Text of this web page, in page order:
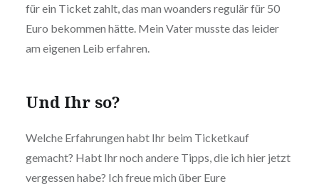
für ein Ticket zahlt, das man woanders regulär für 50
Euro bekommen hätte. Mein Vater musste das leider
am eigenen Leib erfahren.
Und Ihr so?
Welche Erfahrungen habt Ihr beim Ticketkauf
gemacht? Habt Ihr noch andere Tipps, die ich hier jetzt
vergessen habe? Ich freue mich über Eure